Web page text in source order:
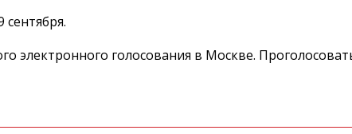
электронного голосования в Москве.